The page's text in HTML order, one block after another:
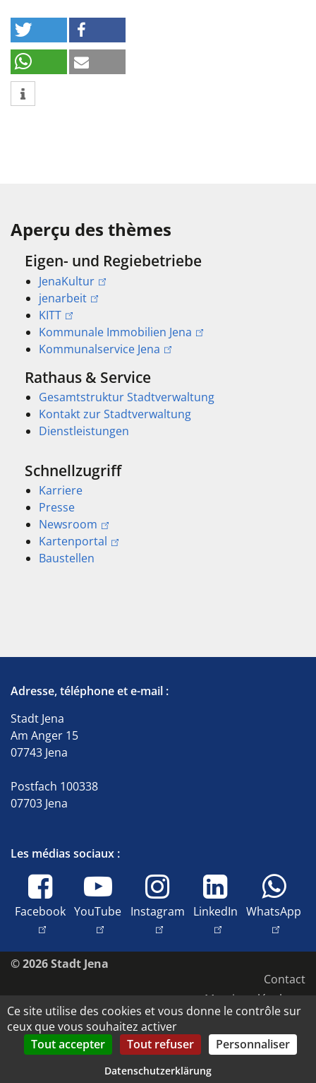
Aperçu des thèmes
Eigen- und Regiebetriebe
JenaKultur
jenarbeit
KITT
Kommunale Immobilien Jena
Kommunalservice Jena
Rathaus & Service
Gesamtstruktur Stadtverwaltung
Kontakt zur Stadtverwaltung
Dienstleistungen
Schnellzugriff
Karriere
Presse
Newsroom
Kartenportal
Baustellen
Adresse, téléphone et e-mail :
Stadt Jena
Am Anger 15
07743 Jena
Postfach 100338
07703 Jena
Les médias sociaux :
Facebook YouTube Instagram LinkedIn WhatsApp
© 2026 Stadt Jena
Contact
Mentions légales
Accessibilité
Protection des données
Droits d'image et copyright
Datenschutz-Einstellungen anpassen
Ce site utilise des cookies et vous donne le contrôle sur
ceux que vous souhaitez activer
Tout accepter
Tout refuser Personnaliser
Datenschutzerklärung